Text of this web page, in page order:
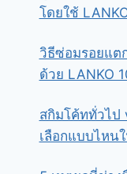
โดยใช้
วิธีซ่อมรอยแต
ด้วย LANKO
สกิมโค้ททั่วไป
เลือกแบบไหน